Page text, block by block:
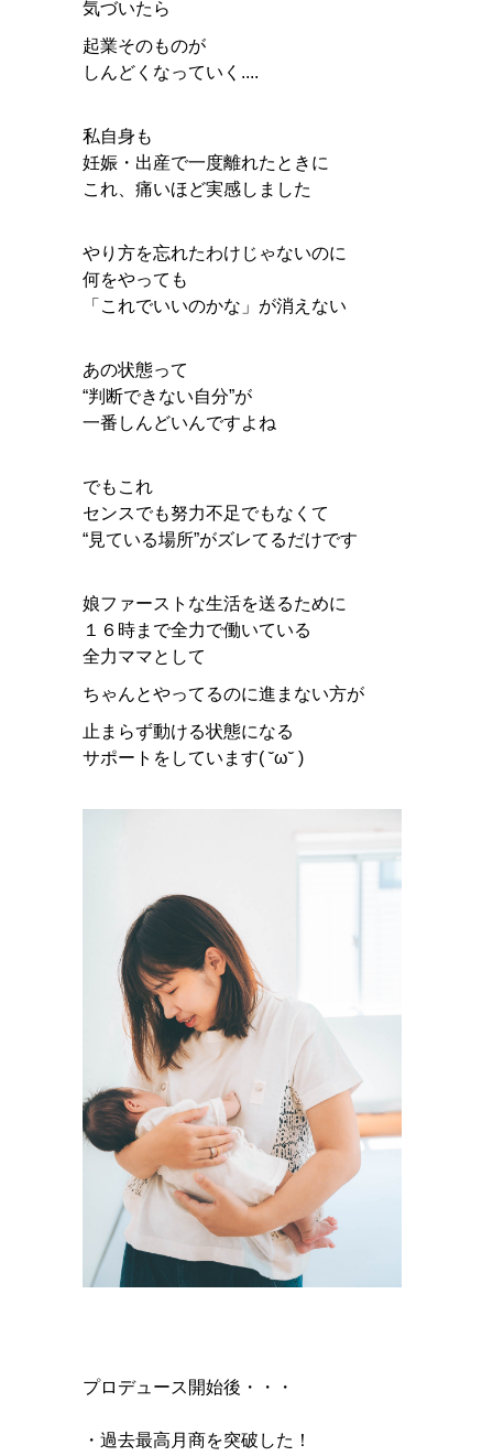
気づいたら
起業そのものが
しんどくなっていく....
私自身も
妊娠・出産で一度離れたときに
これ、痛いほど実感しました
やり方を忘れたわけじゃないのに
何をやっても
「これでいいのかな」が消えない
あの状態って
“判断できない自分”が
一番しんどいんですよね
でもこれ
センスでも努力不足でもなくて
“見ている場所”がズレてるだけです
娘ファーストな生活を送るために
１６時まで全力で働いている
全力ママとして
ちゃんとやってるのに進まない方が
止まらず動ける状態になる
サポートをしています( ˘ω˘ )
プロデュース開始後・・・
・過去最高月商を突破した！